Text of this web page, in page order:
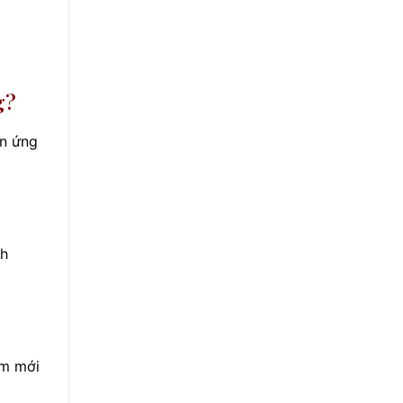
ứng
mới